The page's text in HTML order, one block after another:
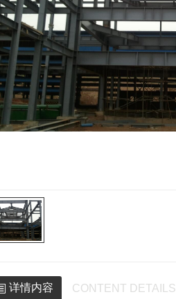
详情内容 CONTENT DETAILS